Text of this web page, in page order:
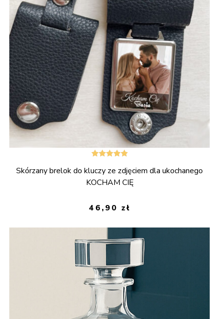
5.00na 5
Skórzany brelok do kluczy ze zdjęciem dla ukochanego
KOCHAM CIĘ
46,90 zł